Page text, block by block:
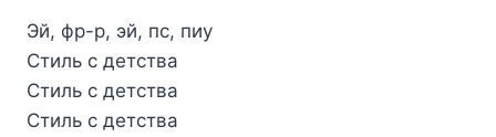
Эй, фр-р, эй, пс, пиу
Стиль с детства
Стиль с детства
Стиль с детства